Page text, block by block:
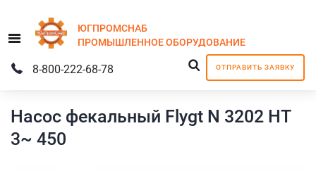
Menu
ЮГПРОМСНАБ
ПРОМЫШЛЕННОЕОБОРУДОВАНИЕ
ОТПРАВИТЬ ЗАЯВКУ
8-800-222-68-78
Насос фекальный Flygt N 3202 HT
3~ 450